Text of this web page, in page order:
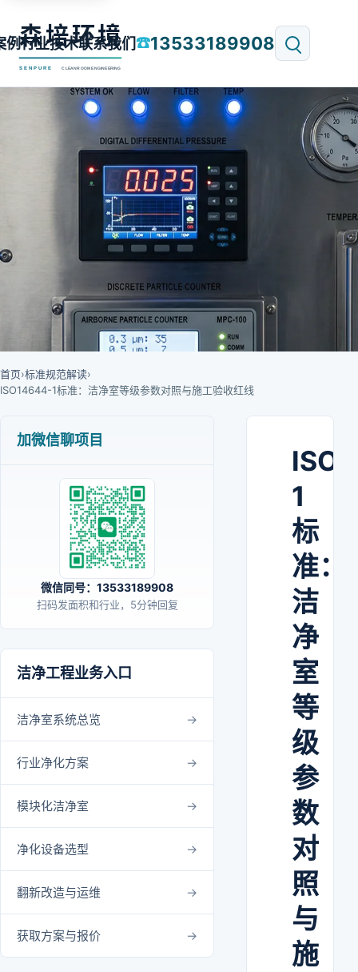
例行业技术联系我们☎13533189908
首页›标准规范解读›
ISO14644-1标准：洁净室等级参数对照与施工验收红线
加微信聊项目
微信同号：13533189908
扫码发面积和行业，5分钟回复
洁净工程业务入口
洁净室系统总览
行业净化方案
模块化洁净室
净化设备选型
翻新改造与运维
获取方案与报价
1
标
准：
洁
净
室
等
级
参
数
对
照
与
施